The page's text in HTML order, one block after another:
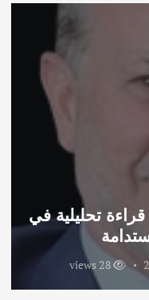
تحليلية في
28 views